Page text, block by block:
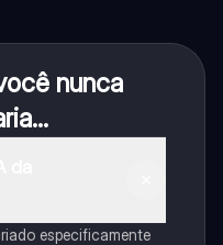
nunca
especificamente